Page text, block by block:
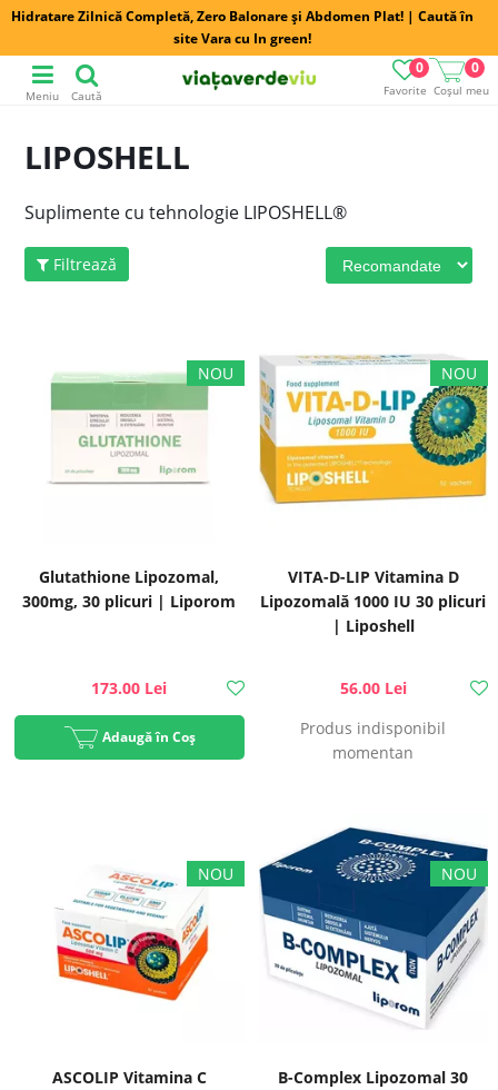
Hidratare Zilnică Completă, Zero Balonare și Abdomen Plat! | Caută în
site Vara cu In green!
Favorite
0
Coșul meu
0
Meniu Caută
LIPOSHELL
Suplimente cu tehnologie LIPOSHELL®
Filtrează
Glutathione Lipozomal,
300mg, 30 plicuri | Liporom
173.00 Lei
Adaugă în Coș
VITA-D-LIP Vitamina D
Lipozomală 1000 IU 30 plicuri
| Liposhell
56.00 Lei
Produs indisponibil
momentan
ASCOLIP Vitamina C
B-Complex Lipozomal 30